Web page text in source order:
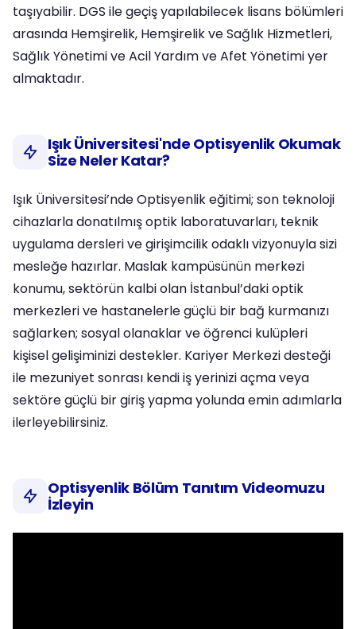
taşıyabilir. DGS ile geçiş yapılabilecek lisans bölümleri
arasında Hemşirelik, Hemşirelik ve Sağlık Hizmetleri,
Sağlık Yönetimi ve Acil Yardım ve Afet Yönetimi yer
almaktadır.
Işık Üniversitesi'nde Optisyenlik Okumak
Size Neler Katar?
Işık Üniversitesi’nde Optisyenlik eğitimi; son teknoloji
cihazlarla donatılmış optik laboratuvarları, teknik
uygulama dersleri ve girişimcilik odaklı vizyonuyla sizi
mesleğe hazırlar. Maslak kampüsünün merkezi
konumu, sektörün kalbi olan İstanbul’daki optik
merkezleri ve hastanelerle güçlü bir bağ kurmanızı
sağlarken; sosyal olanaklar ve öğrenci kulüpleri
kişisel gelişiminizi destekler. Kariyer Merkezi desteği
ile mezuniyet sonrası kendi iş yerinizi açma veya
sektöre güçlü bir giriş yapma yolunda emin adımlarla
ilerleyebilirsiniz.
Optisyenlik Bölüm Tanıtım Videomuzu
İzleyin